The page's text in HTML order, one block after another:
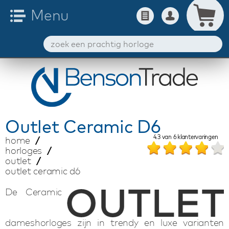
OutletCeramic D6
home
horloges
outlet
outlet ceramic d6
4.3van 6klantervaringen
De Ceramic
dameshorloges zijn in trendy en luxe varianten